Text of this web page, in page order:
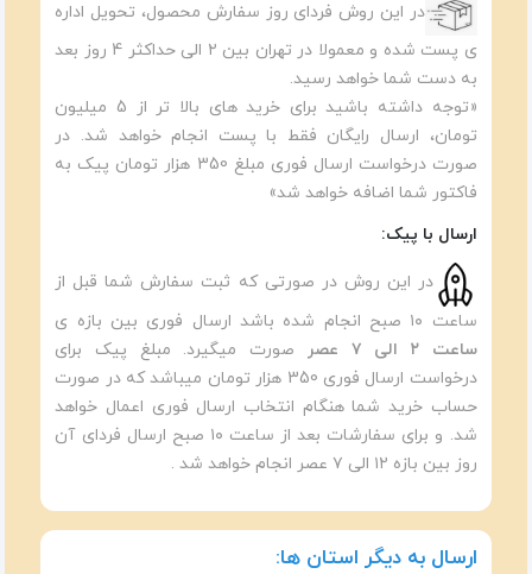
در این روش فردای روز سفارش محصول، تحویل اداره
ی پست شده و معمولا در تهران بین ۲ الی حداکثر 4 روز بعد
به دست شما خواهد رسید.
«توجه داشته باشید برای خرید های بالا تر از 5 میلیون
تومان، ارسال رایگان فقط با پست انجام خواهد شد. در
صورت درخواست ارسال فوری مبلغ 350 هزار تومان پیک به
فاکتور شما اضافه خواهد شد»
ارسال با پیک:
در این روش در صورتی که ثبت سفارش شما قبل از
ساعت ۱۰ صبح انجام شده باشد ارسال فوری بین بازه ی
ساعت ۲ الی ۷ عصر
صورت میگیرد. مبلغ پیک برای
درخواست ارسال فوری 350 هزار تومان میباشد که در صورت
حساب خرید شما هنگام انتخاب ارسال فوری اعمال خواهد
شد. و برای سفارشات بعد از ساعت ۱۰ صبح ارسال فردای آن
روز بین بازه ۱۲ الی ۷ عصر انجام خواهد شد .
ارسال به دیگر استان ها: